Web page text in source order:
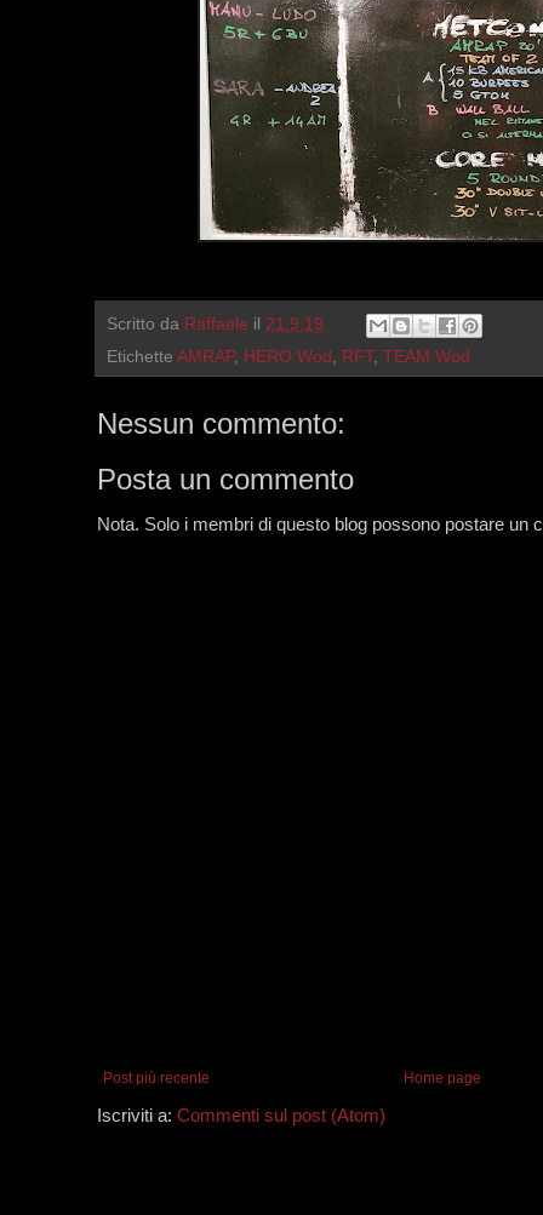
Scritto da Raffaele il 21.9.19
Etichette AMRAP, HERO Wod RFT, TEAM Wod
Nessun commento:
Posta un commento
Nota. Solo i membri di questo blog possono postare un
Post più recente Home page
Iscriviti a: Commenti sul post (Atom)